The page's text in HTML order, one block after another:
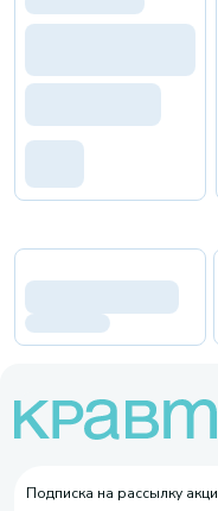
Подписка на рассылку